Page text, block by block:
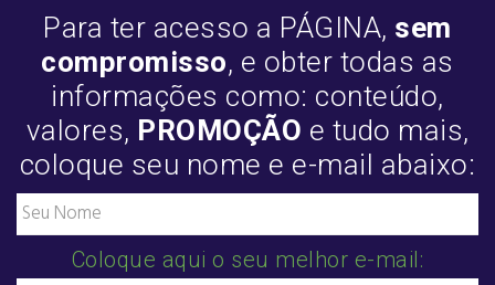
Para ter acesso a PÁGINA, sem
compromisso, e obter todas as
informações como: conteúdo,
valores, PROMOÇÃO e tudo mais,
coloque seu nome e e-mail abaixo:
Coloque aqui o seu melhor e-mail: